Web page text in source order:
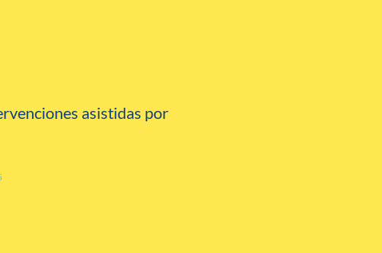
asistidas por